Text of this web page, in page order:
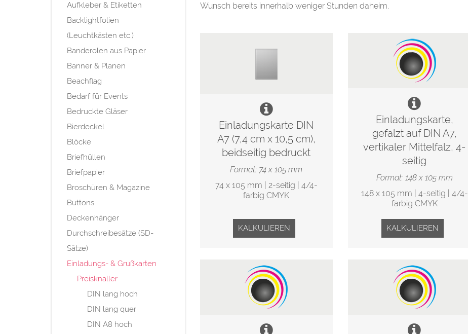
Aufkleber & Etiketten
Backlightfolien
(Leuchtkästen etc.)
Banderolen aus Papier
Banner & Planen
Beachflag
Bedarf für Events
Bedruckte Gläser
Bierdeckel
Blöcke
Briefhüllen
Briefpapier
Broschüren & Magazine
Buttons
Deckenhänger
Durchschreibesätze (SD-
Sätze)
Einladungs- & Grußkarten
Preisknaller
DIN lang hoch
DIN lang quer
DIN A8 hoch
Wunsch bereits innerhalb weniger Stunden daheim.
Einladungskarte DIN
A7 (7,4 cm x 10,5 cm),
beidseitig bedruckt
Format: 74 x 105 mm
74 x 105 mm | 2-seitig | 4/4-
farbig CMYK
KALKULIEREN
Einladungskarte,
gefalzt auf DIN A7,
vertikaler Mittelfalz, 4-
seitig
Format: 148 x 105 mm
148 x 105 mm | 4-seitig | 4/4-
farbig CMYK
KALKULIEREN